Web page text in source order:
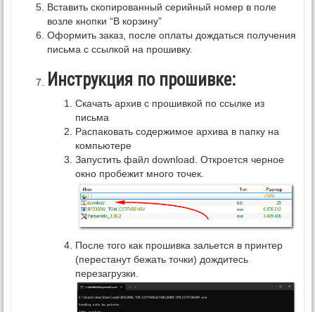
Вставить скопированный серийный номер в поле
возле кнопки “В корзину”
Оформить заказ, после оплаты дождаться получения
письма с ссылкой на прошивку.
Инструкция по прошивке:
Скачать архив с прошивкой по ссылке из
письма
Распаковать содержимое архива в папку на
компьютере
Запустить файл download. Откроется черное
окно пробежит много точек.
После того как прошивка зальется в принтер
(перестанут бежать точки) дождитесь
перезагрузки.